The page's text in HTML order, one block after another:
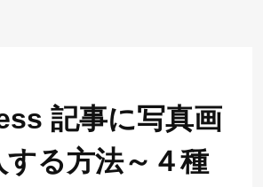
記事に写真画
る方法～４種